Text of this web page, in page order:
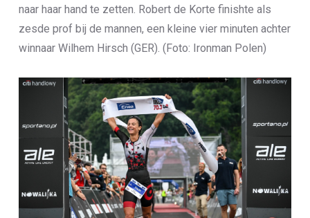
naar haar hand te zetten. Robert de Korte finishte als
zesde prof bij de mannen, een kleine vier minuten achter
winnaar Wilhem Hirsch (GER). (Foto: Ironman Polen)